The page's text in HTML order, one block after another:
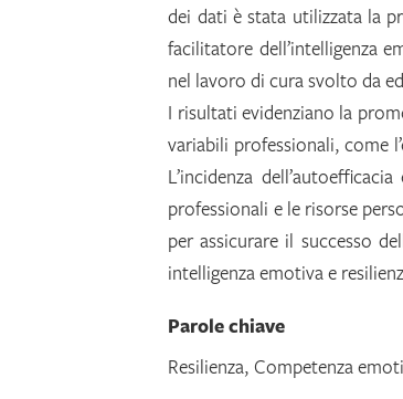
dei dati è stata utilizzata la
facilitatore dell’intelligenza
nel lavoro di cura svolto da
I risultati evidenziano la
variabili professionali, come
L’incidenza
professionali e le risorse
per assicurare il successo
intelligenza emotiva e
Parole chiave
Resilienza, Competenza